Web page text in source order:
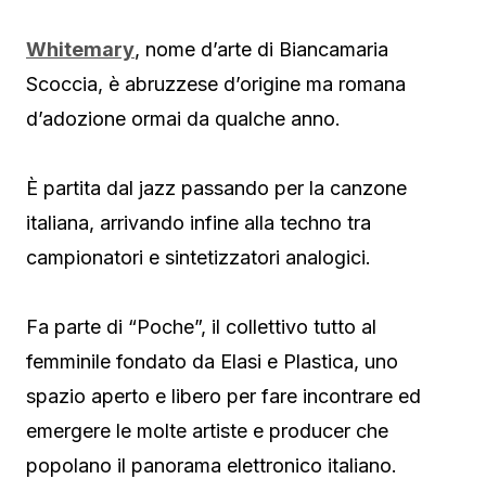
Whitemary, nome d’arte di Biancamaria
Scoccia, è abruzzese d’origine ma romana
d’adozione ormai da qualche anno.
È partita dal jazz passando per la canzone
italiana, arrivando infine alla techno tra
campionatori e sintetizzatori analogici.
Fa parte di “Poche”, il collettivo tutto al
femminile fondato da Elasi e Plastica, uno
spazio aperto e libero per fare incontrare ed
emergere le molte artiste e producer che
popolano il panorama elettronico italiano.